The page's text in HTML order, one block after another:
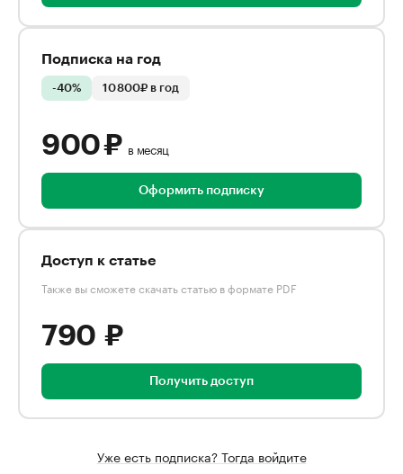
Подписка на год
-40% 10 800₽ в год
900 ₽ в месяц
Оформить подписку
Доступ к статье
Также вы сможете скачать статью в формате PDF
790 ₽
Получить доступ
Уже есть подписка? Тогда войдите